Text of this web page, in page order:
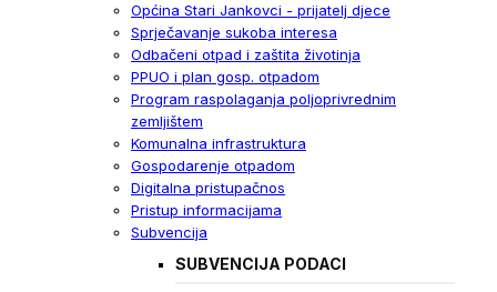
Općina Stari Jankovci - prijatelj djece
Sprječavanje sukoba interesa
Odbačeni otpad i zaštita životinja
PPUO i plan gosp. otpadom
Program raspolaganja poljoprivrednim
zemljištem
Komunalna infrastruktura
Gospodarenje otpadom
Digitalna pristupačnos
Pristup informacijama
Subvencija
SUBVENCIJA PODACI